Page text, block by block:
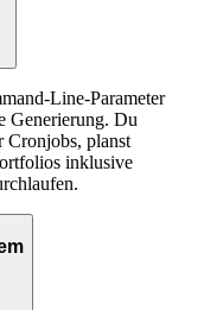
Line-Parameter
Generierung. Du
Cronjobs, planst
inklusive